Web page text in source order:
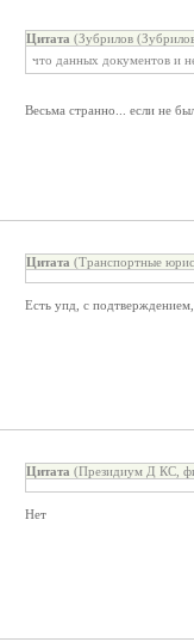
Цитата (Зубрилов
что данных документов и
Весьма странно... если не
Цитата (Транспортные
Есть упд, с
Цитата (Президиум Д КС,
Нет